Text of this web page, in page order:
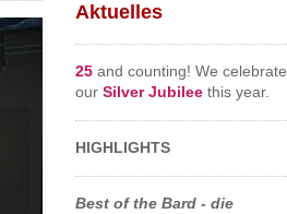
Aktuelles
25 and counting! We celebrate
our Silver Jubilee this year.
HIGHLIGHTS
Best of the Bard - die